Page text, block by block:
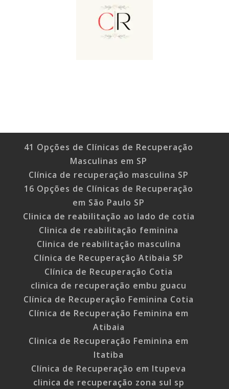
41 Opções de Clínicas de Recuperação
Masculinas em SP
Clínica de recuperação masculina SP
16 Opções de Clínicas de Recuperação
em São Paulo SP
Clinica de reabilitação ao lado de cotia
Clinica de reabilitação feminina
Clinica de reabilitação masculina
Clínica de Recuperação Atibaia SP
Clínica de Recuperação Cotia
clinica de recuperação embu guacu
Clínica de Recuperação Feminina Cotia
Clínica de Recuperação Feminina em
Atibaia
Clinica de Recuperação Feminina em
Itatiba
Clínica de Recuperação em Itupeva
clinica de recuperação zona sul sp